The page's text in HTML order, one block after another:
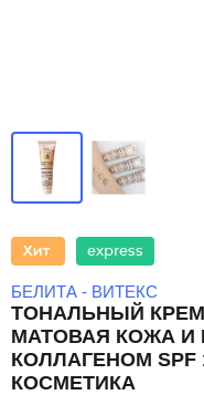
express
БЕЛИТА - ВИТЕКС
ТОНАЛЬНЫЙ
МАТОВАЯ КОЖА И
КОЛЛАГЕНОМ
КОСМЕТИКА